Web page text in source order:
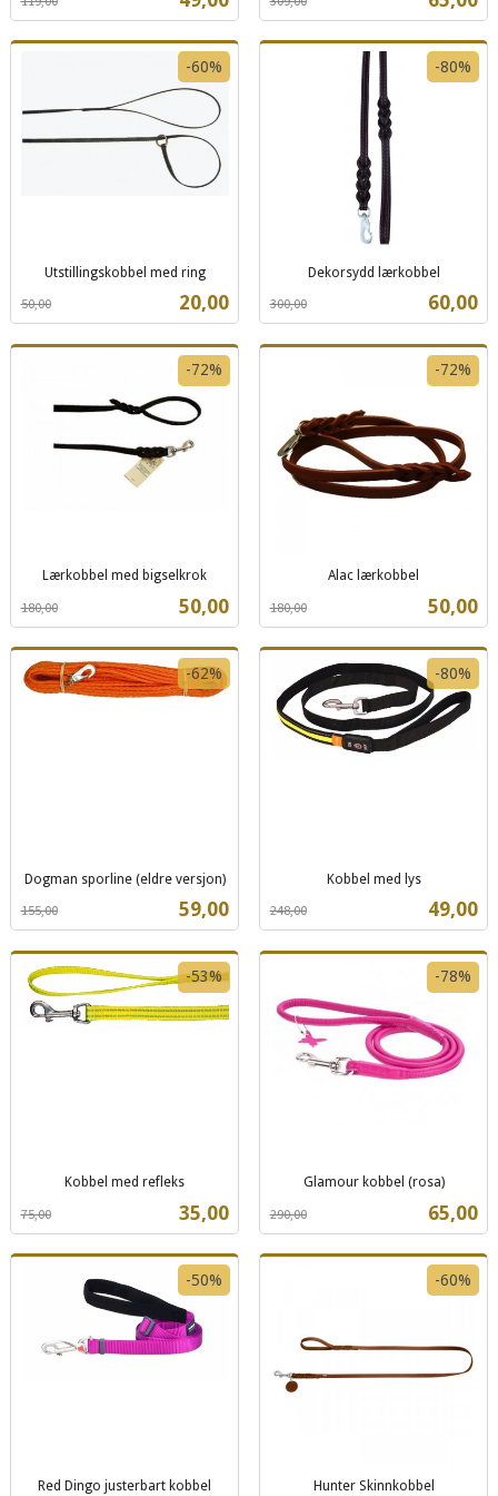
mva.
mva.
Utstillingskobbel med ring
Tilbud
20,00
50,00
-60%
mva.
Dekorsydd lærkobbel
Tilbud
60,00
300,00
-80%
mva.
Lærkobbel med bigselkrok
Tilbud
50,00
180,00
-72%
mva.
Alac lærkobbel
Tilbud
50,00
180,00
-72%
mva.
Dogman sporline (eldre versjon)
Tilbud
59,00
155,00
-62%
mva.
Kobbel med lys
Tilbud
49,00
248,00
-80%
mva.
Kobbel med refleks
Tilbud
35,00
75,00
-53%
mva.
Glamour kobbel (rosa)
Tilbud
65,00
290,00
-78%
mva.
Red Dingo justerbart kobbel
-50%
Hunter Skinnkobbel
-60%